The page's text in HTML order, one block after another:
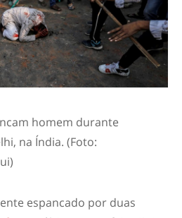
homem durante
na Índia. (Foto:
espancado por duas